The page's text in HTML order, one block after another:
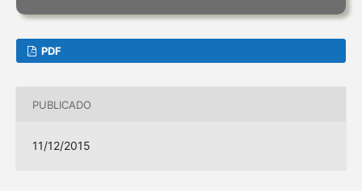
PDF
PUBLICADO
11/12/2015